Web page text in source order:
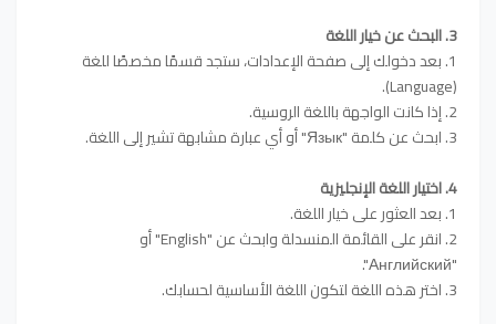
3. البحث عن خيار اللغة
1. بعد دخولك إلى صفحة الإعدادات، ستجد قسمًا مخصصًا للغة
(Language).
2. إذا كانت الواجهة باللغة الروسية.
3. ابحث عن كلمة "Язык" أو أي عبارة مشابهة تشير إلى اللغة.
4. اختيار اللغة الإنجليزية
1. بعد العثور على خيار اللغة.
2. انقر على القائمة المنسدلة وابحث عن "English" أو
"Английский".
3. اختر هذه اللغة لتكون اللغة الأساسية لحسابك.